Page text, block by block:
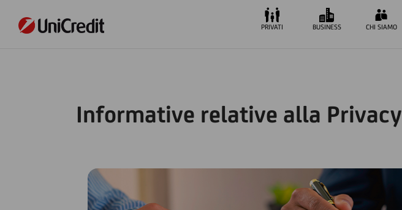
PRIVATI BUSINESS CHI SIAMO
Informative relative alla Privacy